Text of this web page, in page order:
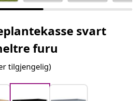
svart
furu
tilgjengelig)